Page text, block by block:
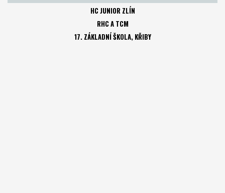
HC JUNIOR ZLÍN
RHC A TCM
17. ZÁKLADNÍ ŠKOLA, KŘIBY